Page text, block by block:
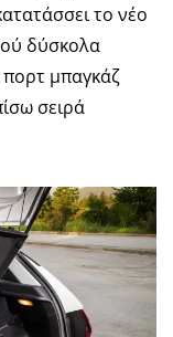
το νέο
δύσκολα
μπαγκάζ
σειρά